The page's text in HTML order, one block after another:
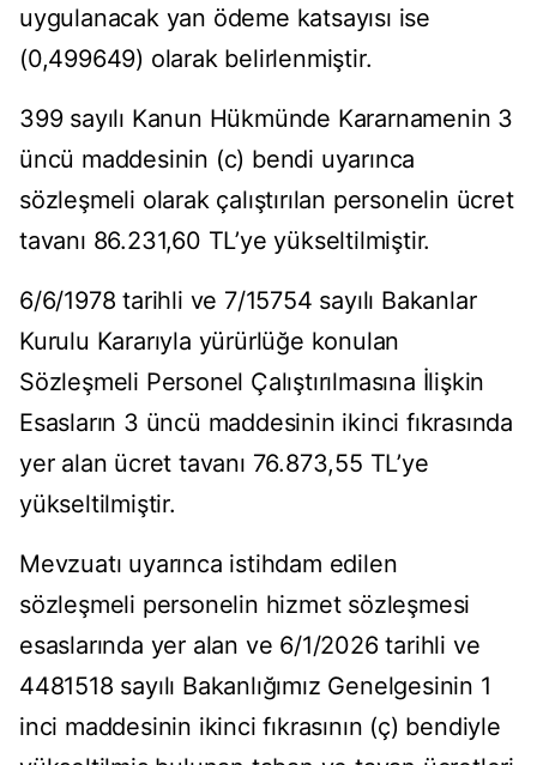
uygulanacak yan ödeme katsayısı ise
(0,499649) olarak belirlenmiştir.
399 sayılı Kanun Hükmünde Kararnamenin 3
üncü maddesinin (c) bendi uyarınca
sözleşmeli olarak çalıştırılan personelin ücret
tavanı 86.231,60 TL’ye yükseltilmiştir.
6/6/1978 tarihli ve 7/15754 sayılı Bakanlar
Kurulu Kararıyla yürürlüğe konulan
Sözleşmeli Personel Çalıştırılmasına İlişkin
Esasların 3 üncü maddesinin ikinci fıkrasında
yer alan ücret tavanı 76.873,55 TL’ye
yükseltilmiştir.
Mevzuatı uyarınca istihdam edilen
sözleşmeli personelin hizmet sözleşmesi
esaslarında yer alan ve 6/1/2026 tarihli ve
4481518 sayılı Bakanlığımız Genelgesinin 1
inci maddesinin ikinci fıkrasının (ç) bendiyle